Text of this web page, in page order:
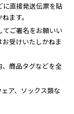
に直接発送伝票を貼
ます。​​
ご署名をお願いい
受けいたしかねま
商品タグなどを全
ア、ソックス類な